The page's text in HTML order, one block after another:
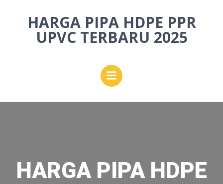
to
content
HARGA PIPA HDPE PPR
UPVC TERBARU 2025
HARGA PIPA HDPE